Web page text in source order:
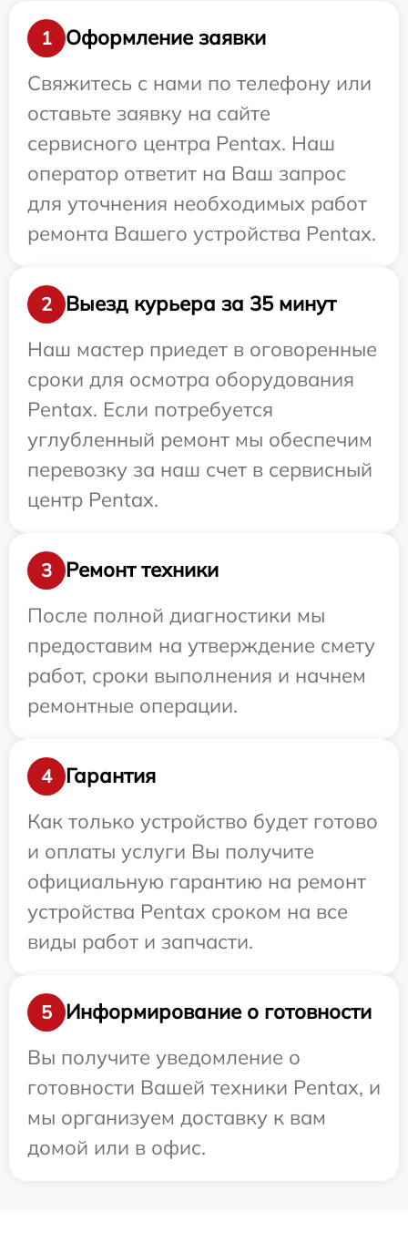
1
Оформление заявки
Свяжитесь с нами по телефону или
оставьте заявку на сайте
сервисного центра Pentax. Наш
оператор ответит на Ваш запрос
для уточнения необходимых работ
ремонта Вашего устройства Pentax.
2
Выезд курьера за 35 минут
Наш мастер приедет в оговоренные
сроки для осмотра оборудования
Pentax. Если потребуется
углубленный ремонт мы обеспечим
перевозку за наш счет в сервисный
центр Pentax.
3
Ремонт техники
После полной диагностики мы
предоставим на утверждение смету
работ, сроки выполнения и начнем
ремонтные операции.
4
Гарантия
Как только устройство будет готово
и оплаты услуги Вы получите
официальную гарантию на ремонт
устройства Pentax сроком на все
виды работ и запчасти.
5
Информирование о готовности
Вы получите уведомление о
готовности Вашей техники Pentax, и
мы организуем доставку к вам
домой или в офис.